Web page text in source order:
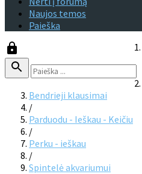
Naujos temos
Paieška
Bendrieji klausimai
/
Parduodu - Ieškau - Keičiu
/
Perku - ieškau
/
Spintelė akvariumui